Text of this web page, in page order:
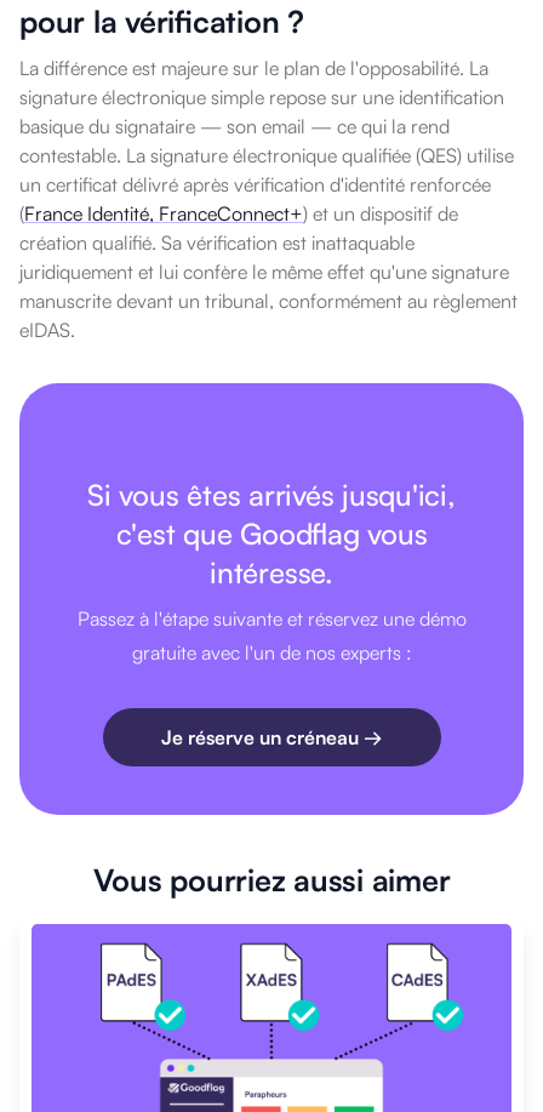
pour la vérification ?
La différence est majeure sur le plan de l'opposabilité. La
signature électronique simple repose sur une identification
basique du signataire — son email — ce qui la rend
contestable. La signature électronique qualifiée (QES) utilise
un certificat délivré après vérification d'identité renforcée
(France Identité, FranceConnect+) et un dispositif de
création qualifié. Sa vérification est inattaquable
juridiquement et lui confère le même effet qu'une signature
manuscrite devant un tribunal, conformément au règlement
eIDAS.
Si vous êtes arrivés jusqu'ici,
c'est que Goodflag vous
intéresse.
Passez à l'étape suivante et réservez une démo
gratuite avec l'un de nos experts :
Je réserve un créneau →
Vous pourriez aussi aimer